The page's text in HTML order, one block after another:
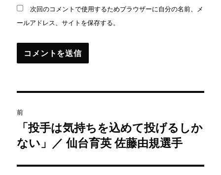
次回のコメントで使用するためブラウザーに自分の名前、メ
ールアドレス、サイトを保存する。
稿
ナ
ビ
前
過
去
投
「投手は気持ちを込めて投げるしか
ない」／ 仙台育英 佐藤由規選手